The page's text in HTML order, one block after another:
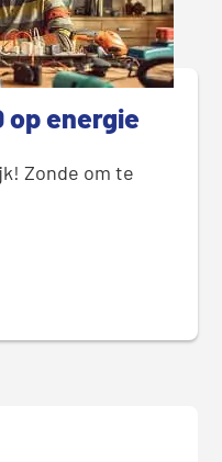
op energie
Zonde om te